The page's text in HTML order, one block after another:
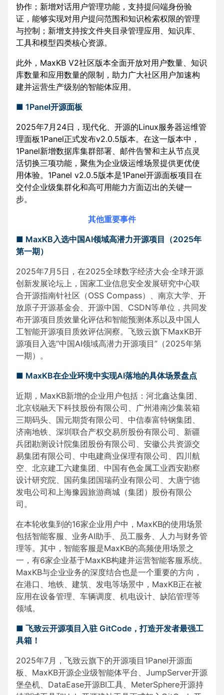
协作；新增对话用户管理功能，支持提问端身份验
证，能够实现对用户提问范围和知识检索权限的管理
与控制；新增支持按文件夹目录管理应用、知识库、
工具和模型四类核心资源。
此外，MaxKB V2社区版本全面开放对用户数量、知识
库数量和应用数量的限制，助力广大社区用户加速构
建并运营生产级别的智能体应用。
■ 1Panel开源面板
2025年7月24日，现代化、开源的Linux服务器运维管
理面板1Panel正式发布v2.0.5版本。在这一版本中，
1Panel新增数据库集群部署、邮件告警和主从节点灵
活切换三项功能，聚焦为企业级运维场景提供更优使
用体验。1Panel v2.0.5版本是1Panel开源面板项目在
交付企业级集群化和高可用能力方面迈出的关键一
步。
其他重要事件
■ MaxKB入选中国AI领域高潜力开源项目（2025年
第一期）
2025年7月5日，在2025全球数字经济大会·全球开源
创新发展论坛上，国家工业信息安全发展研究中心联
合开源指南针社区（OSS Compass）、南京大学、开
放原子开源基金会、开源中国、CSDN等单位，共同发
布开源项目质效量化评估和智能预测体系以及中国人
工智能开源项目质效评估洞察。飞致云旗下MaxKB开
源项目入选“中国AI领域高潜力开源项目”（2025年第
一期）。
■ MaxKB在企业环境中实现AI落地的具体场景盘点
近期，MaxKB新增的企业用户包括：河北鑫达集团、
北京锐融天下科技股份有限公司、广州港南沙集装箱
三期码头、国元期货有限公司、中信泰富特钢集团、
济南地铁、深圳联合产权交易所股份有限公司、新疆
兵团勘测设计院集团股份有限公司、安徽公共资源交
易集团有限公司、中电建商业保理有限公司、四川航
空、北京建工六建集团、中国有色金属工业西安勘察
设计研究院、国药集团国瑞药业有限公司、大唐宁德
发电公司和上海豫园旅游商城（集团）股份有限公
司。
在本轮收集到的16家企业用户中，MaxKB的使用场景
包括智能客服、业务AI助手、员工服务、人力与财务管
理等。其中，智能客服是MaxKB的高频使用场景之
一，有6家企业基于MaxKB构建并运营智能客服系统。
MaxKB与企业业务的深度结合也是一个重要的方向，
在港口、地铁、建筑、发电等场景中，MaxKB正在被
应用在设备管理、车辆调度、机电设计、缺陷管理等
领域。
■ 飞致云开源项目入驻 GitCode，打造开发者最强工
具箱！
2025年7月，飞致云旗下的开源项目1Panel开源面
板、MaxKB开源企业级智能体平台、JumpServer开源
堡垒机、DataEase开源BI工具、MeterSphere开源持